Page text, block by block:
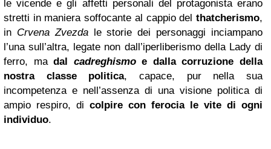
le vicende e gli affetti personali del protagonista erano
stretti in maniera soffocante al cappio del thatcherismo,
in Crvena Zvezdale storie dei personaggi inciampano
l’una sull’altra, legate non dall’iperliberismo della Lady di
ferro, madal cadreghismoe dalla corruzione della
nostra classe politica, capace, pur nella sua
incompetenza e nell’assenza di una visione politica di
ampio respiro, di colpire con ferocia le vite di ogni
individuo.